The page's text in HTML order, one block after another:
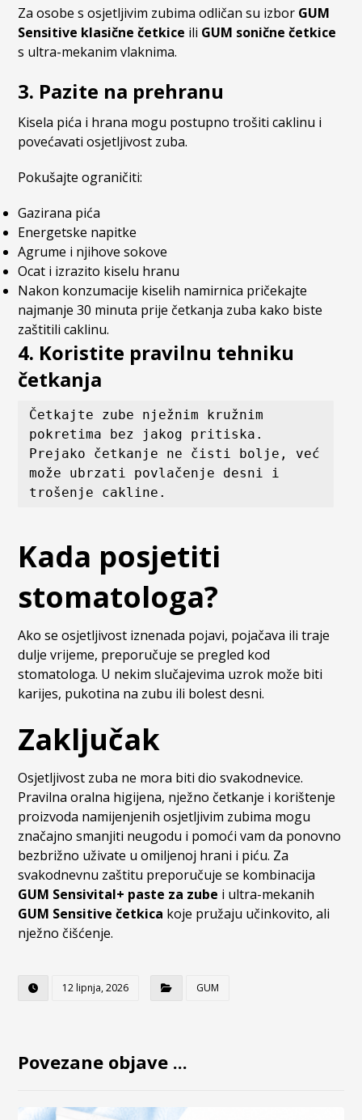
Za osobe s osjetljivim zubima odličan su izbor GUM
Sensitive klasične četkice ili GUM sonične četkice
s ultra-mekanim vlaknima.
3. Pazite na prehranu
Kisela pića i hrana mogu postupno trošiti caklinu i
povećavati osjetljivost zuba.
Pokušajte ograničiti:
Gazirana pića
Energetske napitke
Agrume i njihove sokove
Ocat i izrazito kiselu hranu
Nakon konzumacije kiselih namirnica pričekajte
najmanje 30 minuta prije četkanja zuba kako biste
zaštitili caklinu.
4. Koristite pravilnu tehniku
četkanja
Četkajte zube nježnim kružnim
pokretima bez jakog pritiska.
Prejako četkanje ne čisti bolje, već
može ubrzati povlačenje desni i
trošenje cakline.
Kada posjetiti
stomatologa?
Ako se osjetljivost iznenada pojavi, pojačava ili traje
dulje vrijeme, preporučuje se pregled kod
stomatologa. U nekim slučajevima uzrok može biti
karijes, pukotina na zubu ili bolest desni.
Zaključak
Osjetljivost zuba ne mora biti dio svakodnevice.
Pravilna oralna higijena, nježno četkanje i korištenje
proizvoda namijenjenih osjetljivim zubima mogu
značajno smanjiti neugodu i pomoći vam da ponovno
bezbrižno uživate u omiljenoj hrani i piću. Za
svakodnevnu zaštitu preporučuje se kombinacija
GUM Sensivital+ paste za zube i ultra-mekanih
GUM Sensitive četkica koje pružaju učinkovito, ali
nježno čišćenje.
12 lipnja, 2026 GUM
Povezane objave ...